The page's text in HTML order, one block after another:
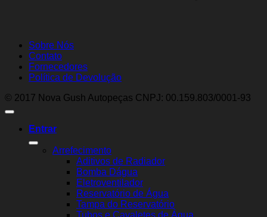
Sobre Nós
Contato
Fornecedores
Política de Devolução
© 2017 Nova Gush Autopeças CNPJ: 00.159.803/0001-93
Entrar
Arrefecimento
Aditivos de Radiador
Bomba Dágua
Eletroventilador
Reservatório de Água
Tampa do Reservatório
Tubos e Cavaletes de Água